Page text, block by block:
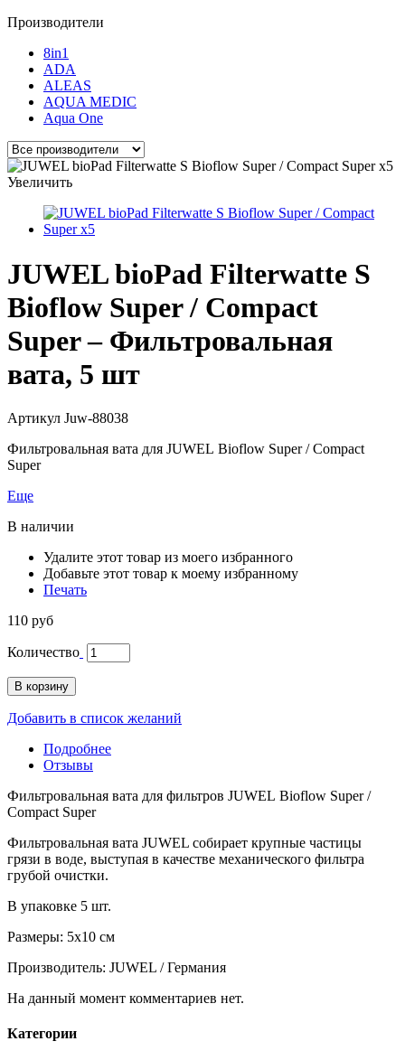
Производители
8in1
ADA
ALEAS
AQUA MEDIC
Aqua One
Увеличить
JUWEL bioPad Filterwatte S
Bioflow Super / Compact
Super – Фильтровальная
вата, 5 шт
Артикул Juw-88038
Фильтровальная вата для JUWEL Bioflow Super / Compact
Super
Еще
В наличии
Удалите этот товар из моего избранного
Добавьте этот товар к моему избранному
Печать
110 руб
Количество
В корзину
Добавить в список желаний
Подробнее
Отзывы
Фильтровальная вата для фильтров JUWEL Bioflow Super /
Compact Super
Фильтровальная вата JUWEL собирает крупные частицы
грязи в воде, выступая в качестве механического фильтра
грубой очистки.
В упаковке 5 шт.
Размеры: 5х10 см
Производитель: JUWEL / Германия
На данный момент комментариев нет.
Категории